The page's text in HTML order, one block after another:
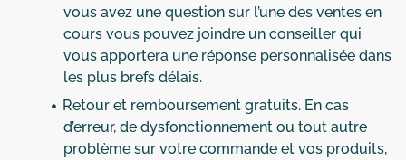
vous avez une question sur l’une des ventes en
cours vous pouvez joindre un conseiller qui
vous apportera une réponse personnalisée dans
les plus brefs délais.
Retour et remboursement gratuits. En cas
d’erreur, de dysfonctionnement ou tout autre
problème sur votre commande et vos produits,